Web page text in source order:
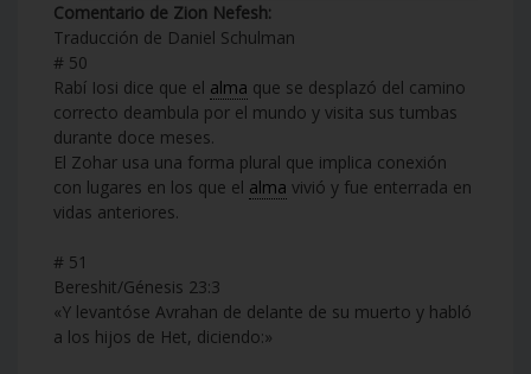
Comentario de Zion Nefesh:
Traducción de Daniel Schulman
# 50
Rabí Iosi dice que el alma que se desplazó del camino
correcto deambula por el mundo y visita sus tumbas
durante doce meses.
El Zohar usa una forma plural que implica conexión
con lugares en los que el alma vivió y fue enterrada en
vidas anteriores.
# 51
Bereshit/Génesis 23:3
«Y levantóse Avrahan de delante de su muerto y habló
a los hijos de Het, diciendo:»